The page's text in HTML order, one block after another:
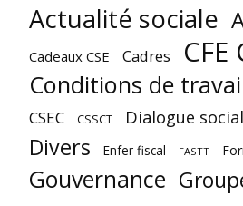
Actualité sociale
Cadeaux CSE Cadres CFE
Conditions de
CSEC CSSCT Dialogue social
Divers Enfer fiscal FASTT
Gouvernance